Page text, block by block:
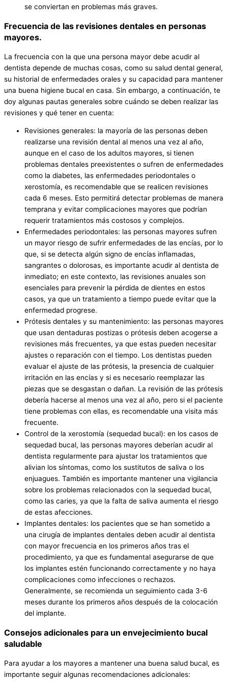
se conviertan en problemas más graves.
Frecuencia de las revisiones dentales en personas
mayores.
La frecuencia con la que una persona mayor debe acudir al
dentista depende de muchas cosas, como su salud dental general,
su historial de enfermedades orales y su capacidad para mantener
una buena higiene bucal en casa. Sin embargo, a continuación, te
doy algunas pautas generales sobre cuándo se deben realizar las
revisiones y qué tener en cuenta:
Revisiones generales: la mayoría de las personas deben
realizarse una revisión dental al menos una vez al año,
aunque en el caso de los adultos mayores, si tienen
problemas dentales preexistentes o sufren de enfermedades
como la diabetes, las enfermedades periodontales o
xerostomía, es recomendable que se realicen revisiones
cada 6 meses. Esto permitirá detectar problemas de manera
temprana y evitar complicaciones mayores que podrían
requerir tratamientos más costosos y complejos.
Enfermedades periodontales: las personas mayores sufren
un mayor riesgo de sufrir enfermedades de las encías, por lo
que, si se detecta algún signo de encías inflamadas,
sangrantes o dolorosas, es importante acudir al dentista de
inmediato; en este contexto, las revisiones anuales son
esenciales para prevenir la pérdida de dientes en estos
casos, ya que un tratamiento a tiempo puede evitar que la
enfermedad progrese.
Prótesis dentales y su mantenimiento: las personas mayores
que usan dentaduras postizas o prótesis deben acogerse a
revisiones más frecuentes, ya que estas pueden necesitar
ajustes o reparación con el tiempo. Los dentistas pueden
evaluar el ajuste de las prótesis, la presencia de cualquier
irritación en las encías y si es necesario reemplazar las
piezas que se desgastan o dañan. La revisión de las prótesis
debería hacerse al menos una vez al año, pero si el paciente
tiene problemas con ellas, es recomendable una visita más
frecuente.
Control de la xerostomía (sequedad bucal): en los casos de
sequedad bucal, las personas mayores deberían acudir al
dentista regularmente para ajustar los tratamientos que
alivian los síntomas, como los sustitutos de saliva o los
enjuagues. También es importante mantener una vigilancia
sobre los problemas relacionados con la sequedad bucal,
como las caries, ya que la falta de saliva aumenta el riesgo
de estas afecciones.
Implantes dentales: los pacientes que se han sometido a
una cirugía de implantes dentales deben acudir al dentista
con mayor frecuencia en los primeros años tras el
procedimiento, ya que es fundamental asegurarse de que
los implantes estén funcionando correctamente y no haya
complicaciones como infecciones o rechazos.
Generalmente, se recomienda un seguimiento cada 3-6
meses durante los primeros años después de la colocación
del implante.
Consejos adicionales para un envejecimiento bucal
saludable
Para ayudar a los mayores a mantener una buena salud bucal, es
importante seguir algunas recomendaciones adicionales: